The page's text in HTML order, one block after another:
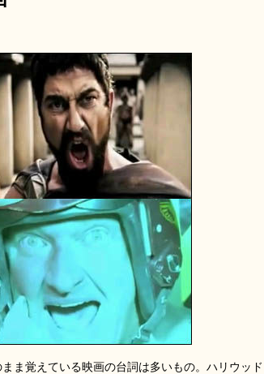
ま覚えている映画の台詞は多いもの。ハリウッド